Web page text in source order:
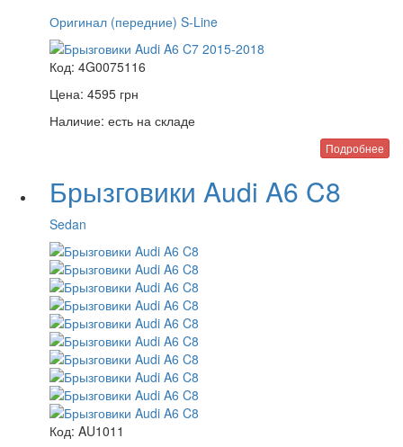
Оригинал (передние) S-Line
Код: 4G0075116
Цена: 4595 грн
Наличие: есть на складе
Подробнее
Брызговики Audi A6 C8
Sedan
Код: AU1011